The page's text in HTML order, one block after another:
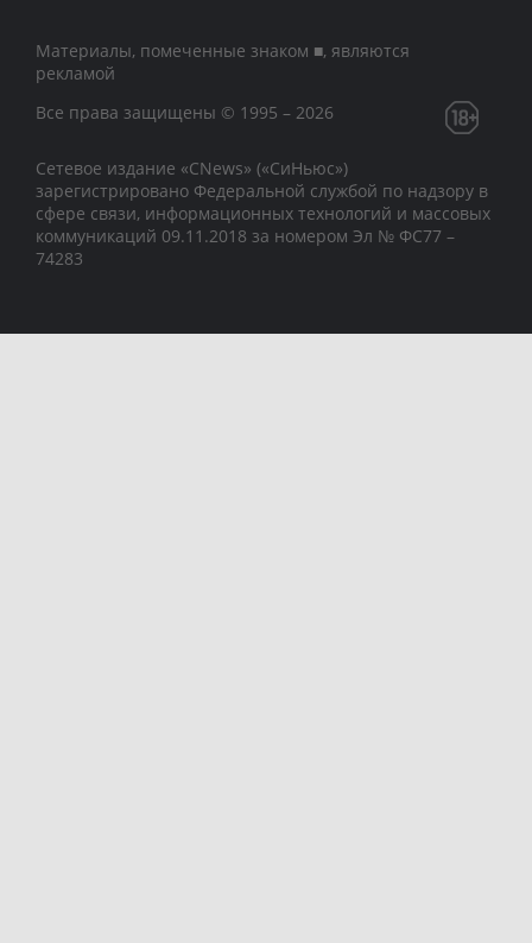
Материалы, помеченные знаком ■, являются
рекламой
Все права защищены © 1995 – 2026
Сетевое издание «CNews» («СиНьюс»)
зарегистрировано Федеральной службой по надзору в
сфере связи, информационных технологий и массовых
коммуникаций 09.11.2018 за номером Эл № ФС77 –
74283